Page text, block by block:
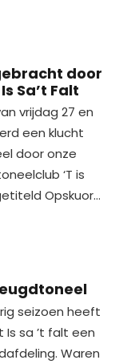
door
Sa’t Falt
vrijdag 27 en
een klucht
door onze
‘T is
Opskuor…
seizoen heeft
Is sa ’t falt een
Waren